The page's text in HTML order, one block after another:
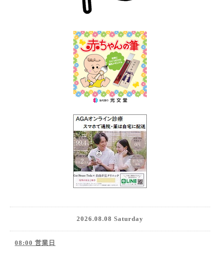
2026.08.08 Saturday
08:00 営業日